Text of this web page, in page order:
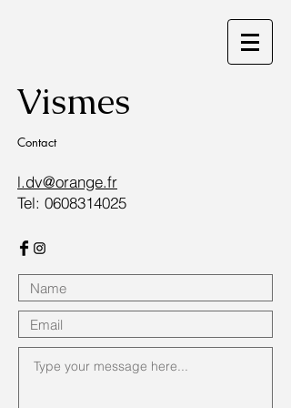
Vismes
Contact
l.dv@orange.fr
Tel: 0608314025